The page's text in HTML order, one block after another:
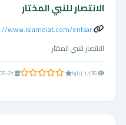
الانتصار للنبي المختار
http://www.islameiat.com/entsar
الانتصار للنبي المختار
0.0 من 5 نجوم 2008-05-21